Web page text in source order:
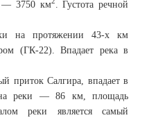
— 3750 км
. Густота речной
на протяжении 43-х км
(ГК-22). Впадает река в
приток Салгира, впадает в
реки — 86 км, площадь
реки является самый